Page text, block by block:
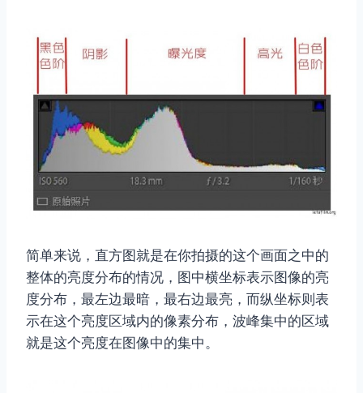
简单来说，直方图就是在你拍摄的这个画面之中的
整体的亮度分布的情况，图中横坐标表示图像的亮
度分布，最左边最暗，最右边最亮，而纵坐标则表
示在这个亮度区域内的像素分布，波峰集中的区域
就是这个亮度在图像中的集中。